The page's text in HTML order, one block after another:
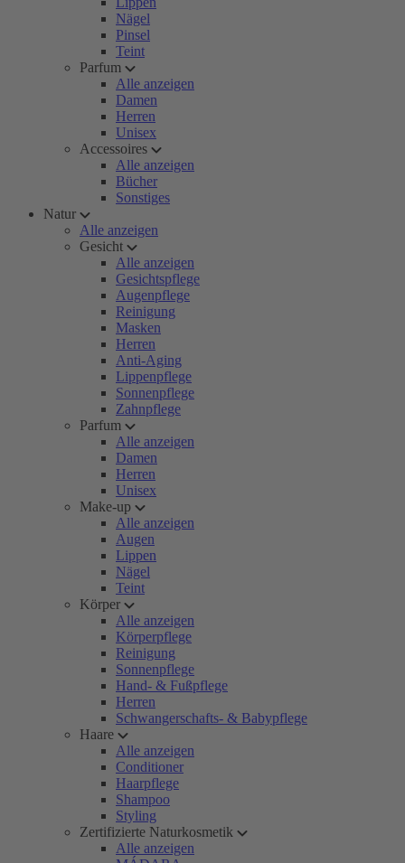
Nägel
Pinsel
Teint
Parfum
Alle anzeigen
Damen
Herren
Unisex
Accessoires
Alle anzeigen
Bücher
Sonstiges
Natur
Alle anzeigen
Gesicht
Alle anzeigen
Gesichtspflege
Augenpflege
Reinigung
Masken
Herren
Anti-Aging
Lippenpflege
Sonnenpflege
Zahnpflege
Parfum
Alle anzeigen
Damen
Herren
Unisex
Make-up
Alle anzeigen
Augen
Lippen
Nägel
Teint
Körper
Alle anzeigen
Körperpflege
Reinigung
Sonnenpflege
Hand- & Fußpflege
Herren
Schwangerschafts- & Babypflege
Haare
Alle anzeigen
Conditioner
Haarpflege
Shampoo
Styling
Zertifizierte Naturkosmetik
Alle anzeigen